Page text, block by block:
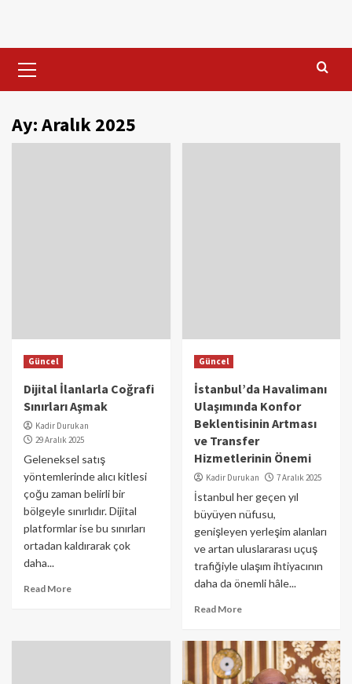
content
Menu
Ay:Aralık 2025
Güncel
Dijital İlanlarla Coğrafi
Sınırları Aşmak
Kadir Durukan
29 Aralık 2025
Geleneksel satış
yöntemlerinde alıcı kitlesi
çoğu zaman belirli bir
bölgeyle sınırlıdır. Dijital
platformlar ise bu sınırları
ortadan kaldırarak çok
daha...
Read More
Güncel
İstanbul’da Havalimanı
Ulaşımında Konfor
Beklentisinin Artması
ve Transfer
Hizmetlerinin Önemi
Kadir Durukan 7 Aralık 2025
İstanbul her geçen yıl
büyüyen nüfusu,
genişleyen yerleşim alanları
ve artan uluslararası uçuş
trafiğiyle ulaşım ihtiyacının
daha da önemli hâle...
Read More